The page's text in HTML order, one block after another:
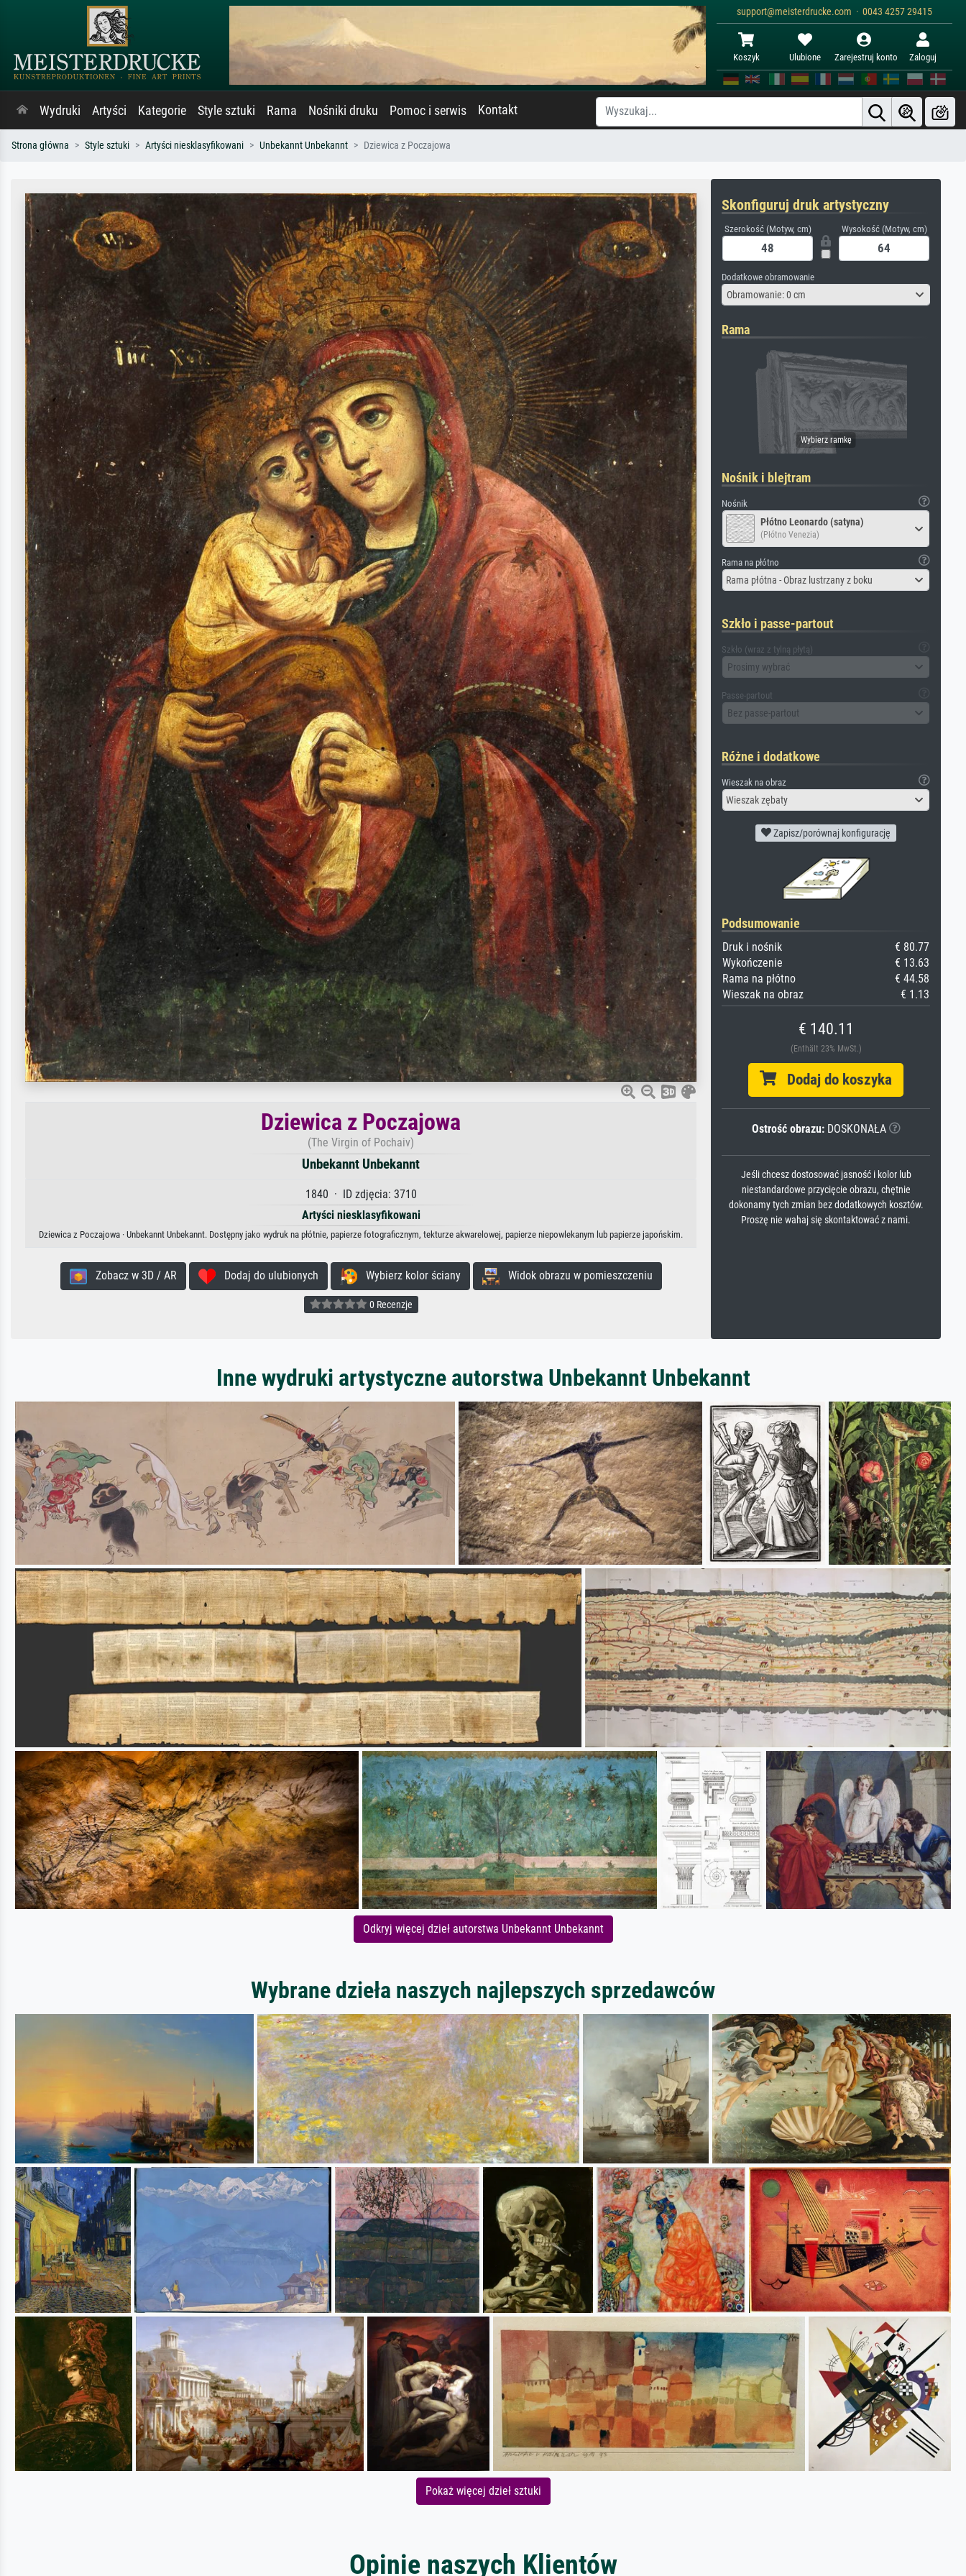
support@meisterdrucke.com · 0043 4257 29415
Koszyk Ulubione Zarejestruj konto Zaloguj
Wydruki Artyści Kategorie Style sztuki Rama Nośniki druku Pomoc i serwis Kontakt
Strona główna Style sztuki Artyści niesklasyfikowani Unbekannt Unbekannt Dziewica z Poczajowa
Dziewica z Poczajowa
(The Virgin of Pochaiv)
Unbekannt Unbekannt
1840 · ID zdjęcia: 3710
Artyści niesklasyfikowani
Dziewica z Poczajowa · Unbekannt Unbekannt. Dostępny jako wydruk na płótnie, papierze fotograficznym, tekturze akwarelowej, papierze niepowlekanym lub papierze japońskim.
Zobacz w 3D / AR Dodaj do ulubionych Wybierz kolor ściany Widok obrazu w pomieszczeniu
0 Recenzje
Skonfiguruj druk artystyczny
Szerokość (Motyw, cm) Wysokość (Motyw, cm)
Dodatkowe obramowanie
Obramowanie: 0 cm
Rama
Nośnik i blejtram
Nośnik
Płótno Leonardo (satyna)
(Płótno Venezia)
Rama na płótno
Rama płótna - Obraz lustrzany z boku
Szkło i passe-partout
Szkło (wraz z tylną płytą)
Prosimy wybrać
Passe-partout
Bez passe-partout
Różne i dodatkowe
Wieszak na obraz
Wieszak zębaty
Zapisz/porównaj konfigurację
Podsumowanie
Druk i nośnik
€ 80.77
Wykończenie
€ 13.63
Rama na płótno
€ 44.58
Wieszak na obraz
€ 1.13
€ 140.11
(Enthält 23% MwSt.)
Dodaj do koszyka
Ostrość obrazu:DOSKONAŁA
Jeśli chcesz dostosować jasność i kolor lub
niestandardowe przycięcie obrazu, chętnie
dokonamy tych zmian bez dodatkowych kosztów.
Proszę nie wahaj się skontaktować z nami.
Inne wydruki artystyczne autorstwa Unbekannt Unbekannt
Odkryj więcej dzieł autorstwa Unbekannt Unbekannt
Wybrane dzieła naszych najlepszych sprzedawców
Pokaż więcej dzieł sztuki
Opinie naszych Klientów